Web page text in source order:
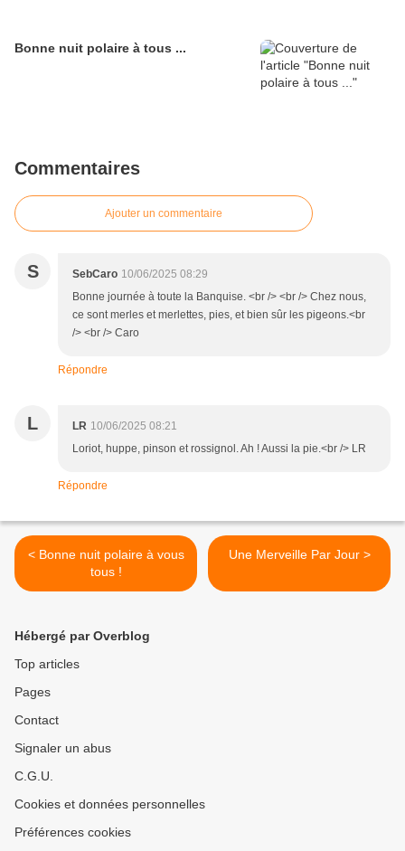
Bonne nuit polaire à tous ...
Commentaires
Ajouter un commentaire
S SebCaro 10/06/2025 08:29
Bonne journée à toute la Banquise. <br /> <br /> Chez nous,
ce sont merles et merlettes, pies, et bien sûr les pigeons.<br
/> <br /> Caro
Répondre
L LR 10/06/2025 08:21
Loriot, huppe, pinson et rossignol. Ah ! Aussi la pie.<br /> LR
Répondre
< Bonne nuit polaire à vous
tous !
Une Merveille Par Jour >
Hébergé par Overblog
Top articles
Pages
Contact
Signaler un abus
C.G.U.
Cookies et données personnelles
Préférences cookies